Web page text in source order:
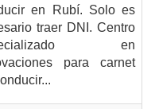
en Rubí. Solo es
traer DNI. Centro
en
para carnet